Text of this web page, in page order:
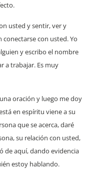
usted y sentir, ver y
conectarse con usted. Yo
y escribo el nombre
a trabajar. Es muy
oración y luego me doy
en espíritu viene a su
que se acerca, daré
su relación con usted,
de aquí, dando evidencia
estoy hablando.